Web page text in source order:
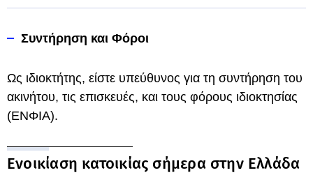
Συντήρηση και Φόροι
Ως ιδιοκτήτης, είστε υπεύθυνος για τη συντήρηση του
ακινήτου, τις επισκευές, και τους φόρους ιδιοκτησίας
(ΕΝΦΙΑ).
Ενοικίαση κατοικίας σήμερα στην Ελλάδα